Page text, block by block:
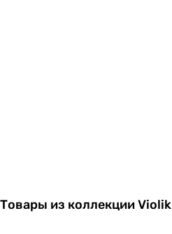
Товары из коллекции Violik